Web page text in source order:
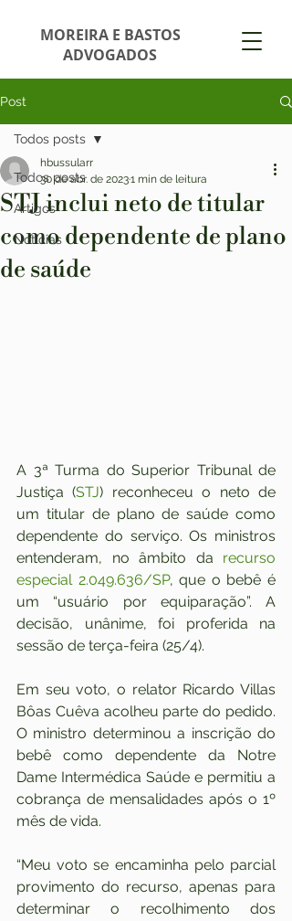
MOREIRA E BASTOS
ADVOGADOS
Post
Todos posts
Artigos
Notícias
Todos posts
STJ inclui neto de titular
como dependente de plano
de saúde
hbussularr
30 de abr. de 20231 min de leitura
A 3ª Turma do Superior Tribunal de
Justiça (STJ) reconheceu o neto de
um titular de plano de saúde como
dependente do serviço. Os ministros
entenderam, no âmbito da recurso
especial 2.049.636/SP, que o bebê é
um “usuário por equiparação”. A
decisão, unânime, foi proferida na
sessão de terça-feira (25/4).
Em seu voto, o relator Ricardo Villas
Bôas Cuêva acolheu parte do pedido.
O ministro determinou a inscrição do
bebê como dependente da Notre
Dame Intermédica Saúde e permitiu a
cobrança de mensalidades após o 1º
mês de vida.
“Meu voto se encaminha pelo parcial
provimento do recurso, apenas para
determinar o recolhimento dos